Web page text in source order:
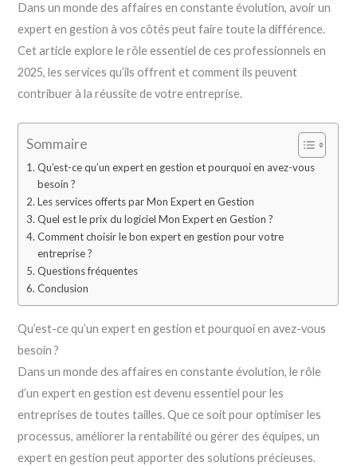
Dans un monde des affaires en constante évolution, avoir un
expert en gestion à vos côtés peut faire toute la différence.
Cet article explore le rôle essentiel de ces professionnels en
2025, les services qu’ils offrent et comment ils peuvent
contribuer à la réussite de votre entreprise.
Sommaire
Qu’est-ce qu’un expert en gestion et pourquoi en avez-vous
besoin ?
Les services offerts par Mon Expert en Gestion
Quel est le prix du logiciel Mon Expert en Gestion ?
Comment choisir le bon expert en gestion pour votre
entreprise ?
Questions fréquentes
Conclusion
Qu’est-ce qu’un expert en gestion et pourquoi en avez-vous
besoin ?
Dans un monde des affaires en constante évolution, le rôle
d’un expert en gestion est devenu essentiel pour les
entreprises de toutes tailles. Que ce soit pour optimiser les
processus, améliorer la rentabilité ou gérer des équipes, un
expert en gestion peut apporter des solutions précieuses.